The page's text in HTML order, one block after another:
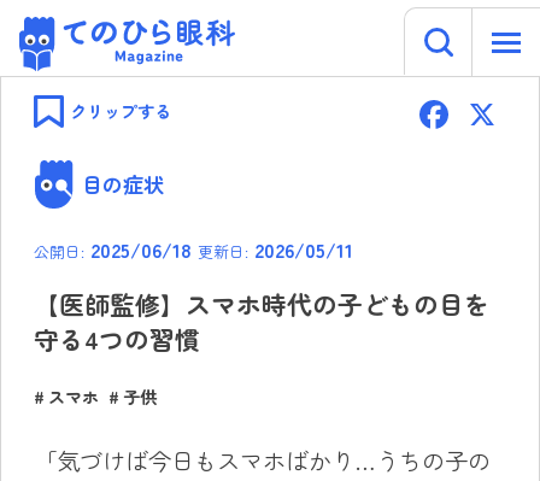
Skip
content
てのひら眼科 Magazine
目の症状
クリップする F
ok
公開日: 2025/06/18 更新日: 2026/05/11
【医師監修】スマホ時代の子どもの目を
守る4つの習慣
スマホ 子供
「気づけば今日もスマホばかり…うちの子の